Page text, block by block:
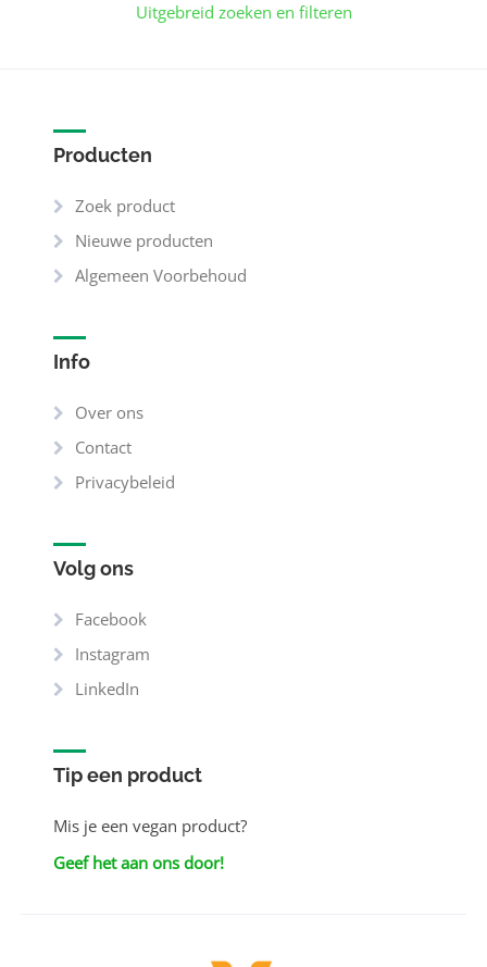
Uitgebreid zoeken en filteren
Producten
Zoek product
Nieuwe producten
Algemeen Voorbehoud
Info
Over ons
Contact
Privacybeleid
Volg ons
Facebook
Instagram
LinkedIn
Tip een product
Mis je een vegan product?
Geef het aan ons door!